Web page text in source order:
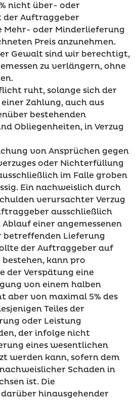
nicht über- oder
Auftraggeber
Mehr- oder Minderlieferung
Preis anzunehmen.
Gewalt sind wir berechtigt,
zu verlängern, ohne
ruht, solange sich der
Zahlung, auch aus
bestehenden
Obliegenheiten, in Verzug
von Ansprüchen gegen
oder Nichterfüllung
im Falle groben
Ein nachweislich durch
verursachter Verzug
ausschließlich
einer angemessenen
betreffenden Lieferung
der Auftraggeber auf
kann pro
der Verspätung eine
von einem halben
aber von maximal 5% des
Teiles der
oder Leistung
der infolge nicht
eines wesentlichen
werden kann, sofern dem
Schaden in
ist. Die
hinausgehender